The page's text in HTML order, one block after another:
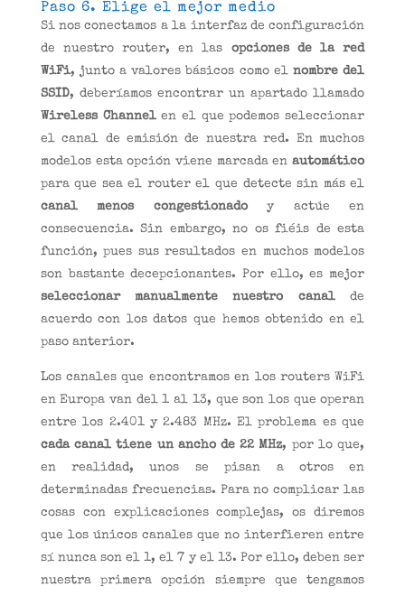
Paso 6. Elige el mejor medio
Si nos conectamos a la interfaz de configuración
de nuestro router, en las opciones de la red
WiFi, junto a valores básicos como elnombre del
SSID, deberíamos encontrar un apartado llamado
Wireless Channelen el que podemos seleccionar
el canal de emisión de nuestra red. En muchos
modelos esta opción viene marcada enautomático
para que sea el router el que detecte sin más el
canal menos congestionadoy actúe en
consecuencia. Sin embargo, no os fiéis de esta
función, pues sus resultados en muchos modelos
son bastante decepcionantes. Por ello, es mejor
seleccionar manualmente nuestro canalde
acuerdo con los datos que hemos obtenido en el
paso anterior.
Los canales que encontramos en los routers WiFi
en Europa van del 1 al 13, que son los que operan
entre los 2.401 y 2.483 MHz. El problema es que
cada canal tiene un ancho de 22 MHz, por lo que,
en realidad, unos se pisan a otros en
determinadas frecuencias. Para no complicar las
cosas con explicaciones complejas, os diremos
que los únicos canales que no interfieren entre
sí nunca son el 1, el 7 y el 13. Por ello, deben ser
nuestra primera opción siempre que tengamos